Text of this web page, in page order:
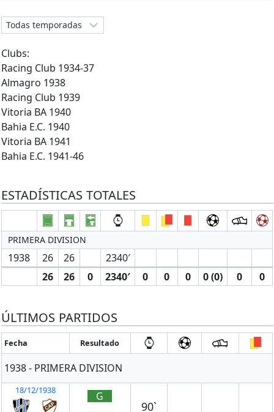
Clubs:
Racing Club 1934-37
Almagro 1938
Racing Club 1939
Vitoria BA 1940
Bahia E.C. 1940
Vitoria BA 1941
Bahia E.C. 1941-46
ESTADÍSTICAS TOTALES
PRIMERA DIVISION
1938 26 26
2340′
26
26 0 2340′ 0 0 0 0 (0) 0 0
ÚLTIMOS PARTIDOS
Fecha Resultado
1938 - PRIMERA DIVISION
18/12/1938 G
90`